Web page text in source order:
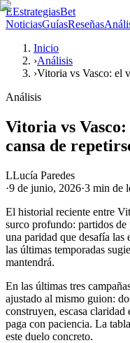
EEstrategiasBet
NoticiasGuíasReseñas
Inicio
›Análisis
›Vitoria vs Vasco: el
Análisis
Vitoria vs Vasco:
cansa de
LLucía Paredes
·9 de junio, 2026·3 min de
El historial reciente entre
surco profundo: partidos
una paridad que desafía las
las últimas temporadas
mantendrá.
En las últimas tres
ajustado al mismo guion:
construyen, escasa
paga con paciencia. La
este duelo concreto.